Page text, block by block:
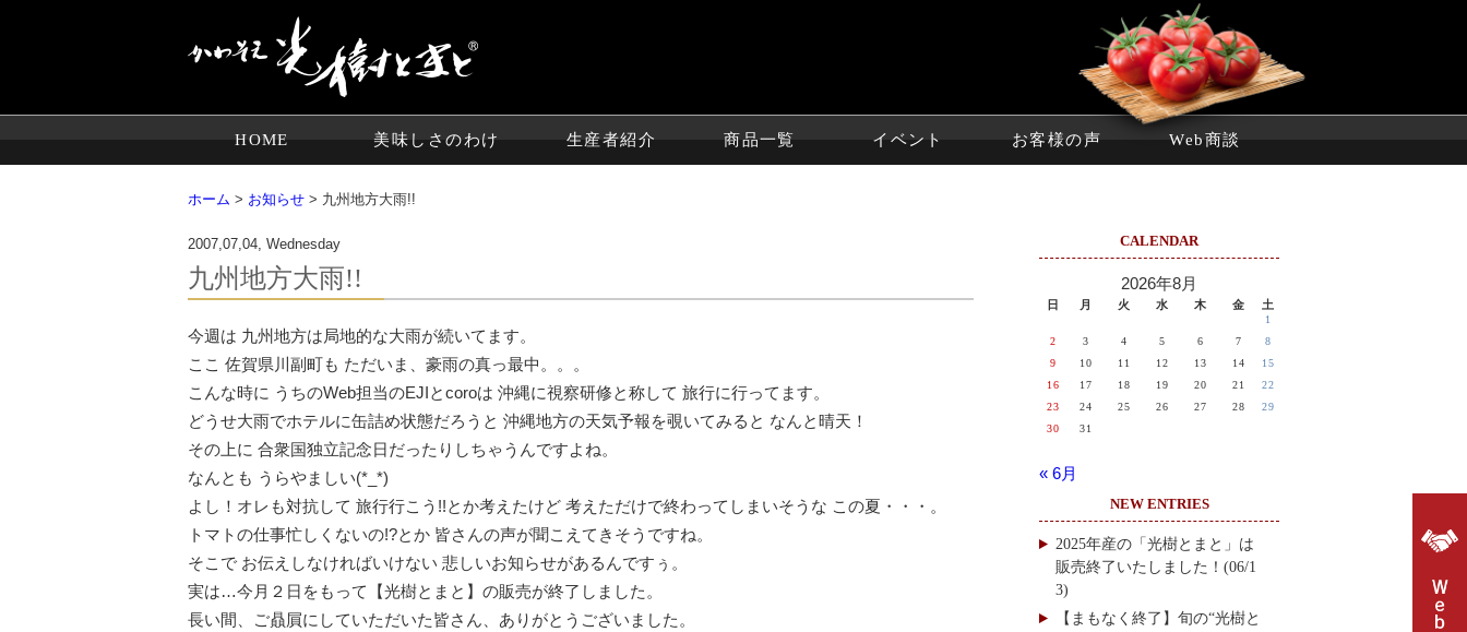
HOME 美味しさのわけ 生産者紹介 商品一覧 イベント お客様の声 Web商談
ホーム > お知らせ > 九州地方大雨!!
2007,07,04, Wednesday
九州地方大雨!!
今週は 九州地方は局地的な大雨が続いてます。
ここ 佐賀県川副町も ただいま、豪雨の真っ最中。。。
こんな時に うちのWeb担当のEJIとcoroは 沖縄に視察研修と称して 旅行に行ってます。
どうせ大雨でホテルに缶詰め状態だろうと 沖縄地方の天気予報を覗いてみると なんと晴天！
その上に 合衆国独立記念日だったりしちゃうんですよね。
なんとも うらやましい(*_*)
よし！オレも対抗して 旅行行こう!!とか考えたけど 考えただけで終わってしまいそうな この夏・・・。
トマトの仕事忙しくないの!?とか 皆さんの声が聞こえてきそうですね。
そこで お伝えしなければいけない 悲しいお知らせがあるんですぅ。
実は…今月２日をもって【光樹とまと】の販売が終了しました。
長い間、ご贔屓にしていただいた皆さん、ありがとうございました。
CALENDAR
2026年8月
日 月 火 水 木 金 土
1
2
3 4 5 6 7
8
9
10 11 12 13 14
15
16
17 18 19 20 21
22
23
24 25 26 27 28
29
30
31
« 6月
NEW ENTRIES
2025年産の「光樹とまと」は
販売終了いたしました！(06/1
3)
【まもなく終了】旬の“光樹と